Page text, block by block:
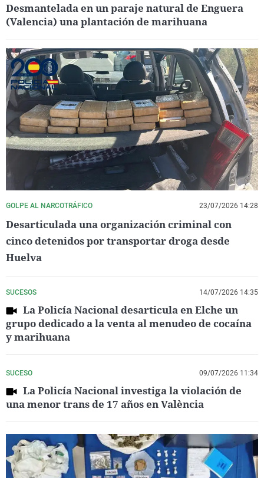
Desmantelada en un paraje natural de Enguera
(Valencia) una plantación de marihuana
GOLPE AL NARCOTRÁFICO 23/07/2026 14:28
Desarticulada una organización criminal con
cinco detenidos por transportar droga desde
Huelva
SUCESOS 14/07/2026 14:35
La Policía Nacional desarticula en Elche un
grupo dedicado a la venta al menudeo de cocaína
y marihuana
SUCESO 09/07/2026 11:34
La Policía Nacional investiga la violación de
una menor trans de 17 años en València